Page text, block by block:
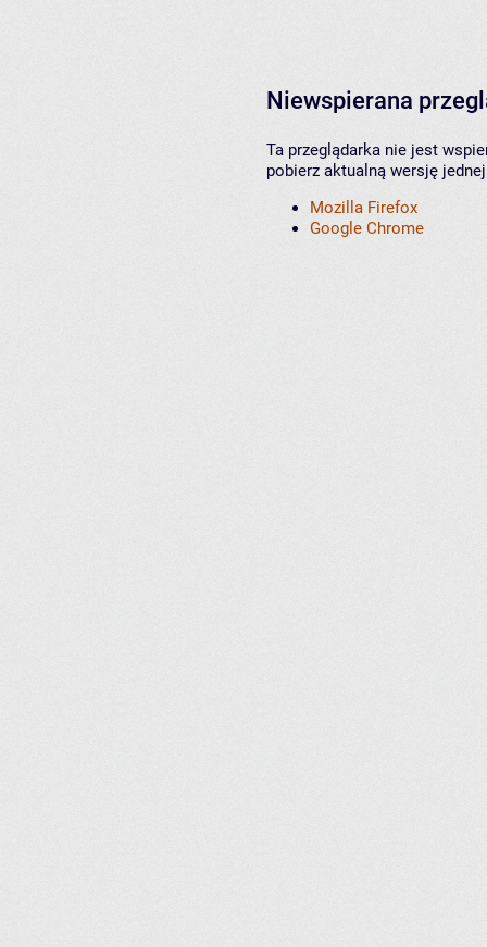
Niewspierana
Ta przeglądarka nie jest
pobierz aktualną wersję
Mozilla Firefox
Google Chrome